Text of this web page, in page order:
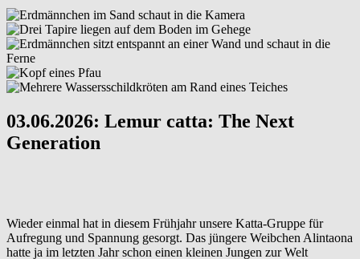
03.06.2026: Lemur catta: The Next
Generation
Wieder einmal hat in diesem Frühjahr unsere Katta-Gruppe für
Aufregung und Spannung gesorgt. Das jüngere Weibchen Alintaona
hatte ja im letzten Jahr schon einen kleinen Jungen zur Welt